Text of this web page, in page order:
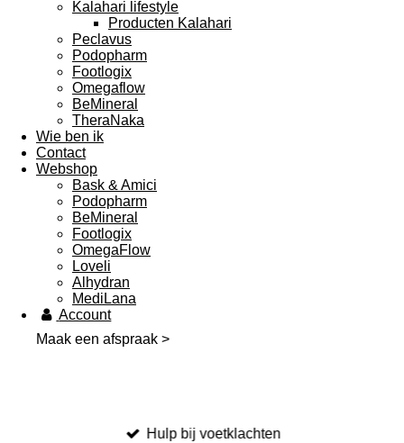
Kalahari lifestyle
Producten Kalahari
Peclavus
Podopharm
Footlogix
Omegaflow
BeMineral
TheraNaka
Wie ben ik
Contact
Webshop
Bask & Amici
Podopharm
BeMineral
Footlogix
OmegaFlow
Loveli
Alhydran
MediLana
Account
Maak een afspraak >
Hulp bij voetklachten